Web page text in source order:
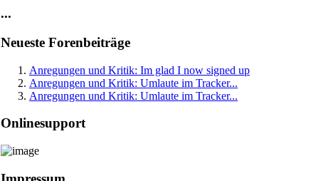
...
Neueste Forenbeiträge
Anregungen und Kritik: Im glad I now signed up
Anregungen und Kritik: Umlaute im Tracker...
Anregungen und Kritik: Umlaute im Tracker...
Onlinesupport